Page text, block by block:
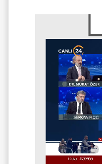
Mute